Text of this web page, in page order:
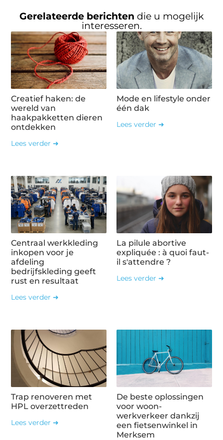
Gerelateerde berichten die u mogelijk
interesseren.
Creatief haken: de
wereld van
haakpakketten dieren
ontdekken
Lees verder ➜
Mode en lifestyle onder
één dak
Lees verder ➜
Centraal werkkleding
inkopen voor je
afdeling
bedrijfskleding geeft
rust en resultaat
Lees verder ➜
La pilule abortive
expliquée : à quoi faut-
il s'attendre ?
Lees verder ➜
Trap renoveren met
HPL overzettreden
Lees verder ➜
De beste oplossingen
voor woon-
werkverkeer dankzij
een fietsenwinkel in
Merksem